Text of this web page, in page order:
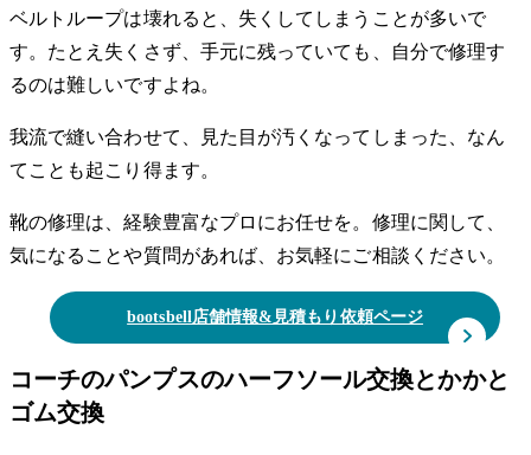
ベルトループは壊れると、失くしてしまうことが多いで
す。たとえ失くさず、手元に残っていても、自分で修理す
るのは難しいですよね。
我流で縫い合わせて、見た目が汚くなってしまった、なん
てことも起こり得ます。
靴の修理は、経験豊富なプロにお任せを。修理に関して、
気になることや質問があれば、お気軽にご相談ください。
bootsbell店舗情報&見積もり依頼ページ
コーチのパンプスのハーフソール交換とかかと
ゴム交換